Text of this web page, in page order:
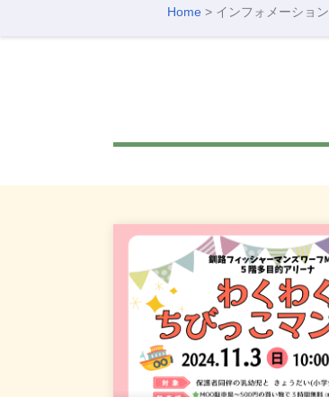
Home > インフォメーション